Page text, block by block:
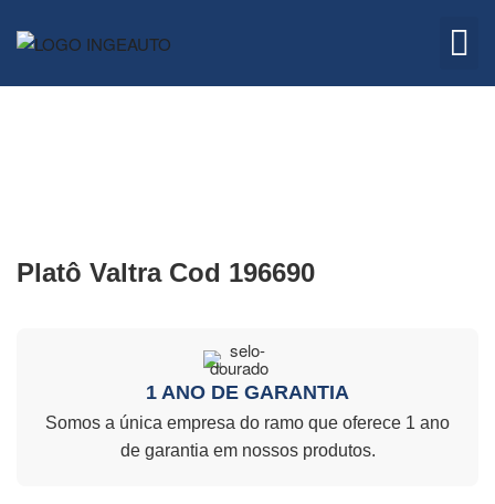
Platô Valtra Cod 196690
1 ANO DE GARANTIA
Somos a única empresa do ramo que oferece 1 ano
de garantia em nossos produtos.